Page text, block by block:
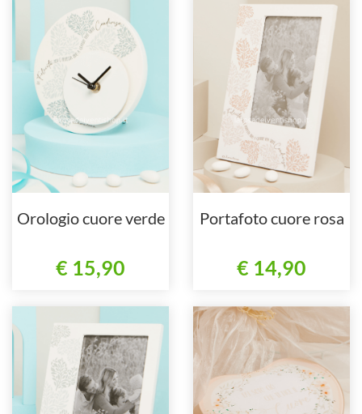
Orologio cuore verde
€ 15,90
Portafoto cuore rosa
€ 14,90